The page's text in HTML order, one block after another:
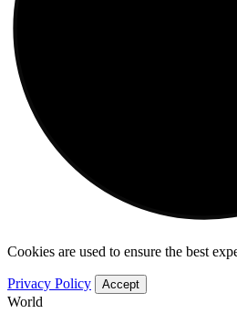
Cookies are used to ensure the best
Privacy Policy Accept
World